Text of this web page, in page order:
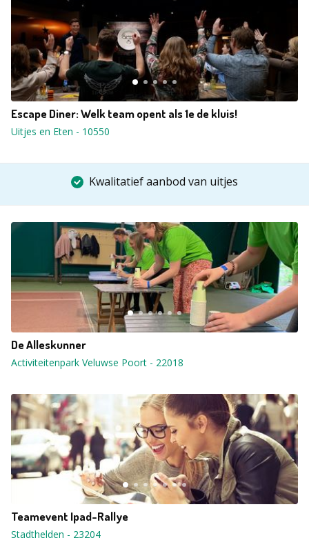
Escape Diner: Welk team opent als 1e de kluis!
Uitjes en Eten - 10550
Kwalitatief aanbod van uitjes
De Alleskunner
Activiteitenpark Veluwse Poort - 22018
Teamevent Ipad-Rallye
Stadthelden - 23204